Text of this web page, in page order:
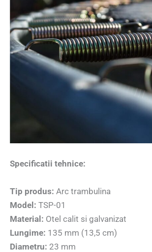
Specificatii tehnice:
Tip produs: Arc trambulina
Model: TSP-01
Material: Otel calit si galvanizat
Lungime: 135 mm (13,5 cm)
Diametru: 23 mm